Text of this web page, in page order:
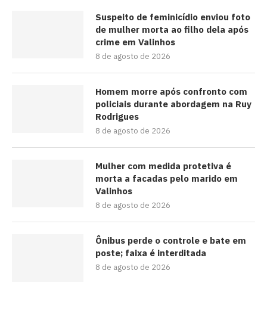
Suspeito de feminicídio enviou foto
de mulher morta ao filho dela após
crime em Valinhos
8 de agosto de 2026
Homem morre após confronto com
policiais durante abordagem na Ruy
Rodrigues
8 de agosto de 2026
Mulher com medida protetiva é
morta a facadas pelo marido em
Valinhos
8 de agosto de 2026
Ônibus perde o controle e bate em
poste; faixa é interditada
8 de agosto de 2026